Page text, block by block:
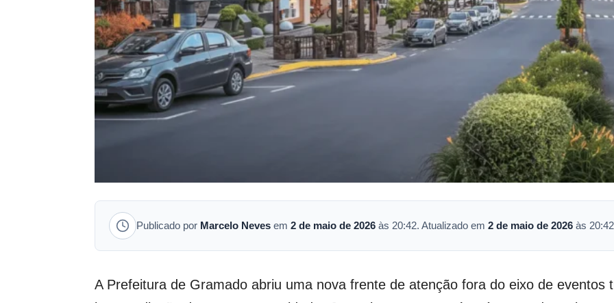
Publicado por Marcelo Neves em 2 de maio de 2026 às 20:42. Atualizado em 2 de maio de 2026 às
A Prefeitura de Gramado abriu uma nova frente de atenção fora do eixo de eventos